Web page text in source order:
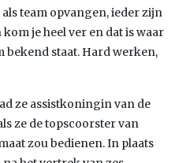
team opvangen, ieder zijn
je heel ver en dat is waar
bekend staat. Hard werken,
ze assistkoningin van de
ze de topscoorster van
zou bedienen. In plaats